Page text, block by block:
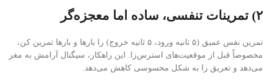
۲) تمرینات تنفسی، ساده اما معجزه‌گر
تمرین نفس عمیق (۵ ثانیه ورود، ۵ ثانیه خروج) را بارها و بارها تمرین کن،
مخصوصاً قبل از موقعیت‌های استرس‌زا. این راهکار، سیگنال آرامش به مغز
می‌دهد و تعریق را به شکل محسوسی کاهش می‌دهد.